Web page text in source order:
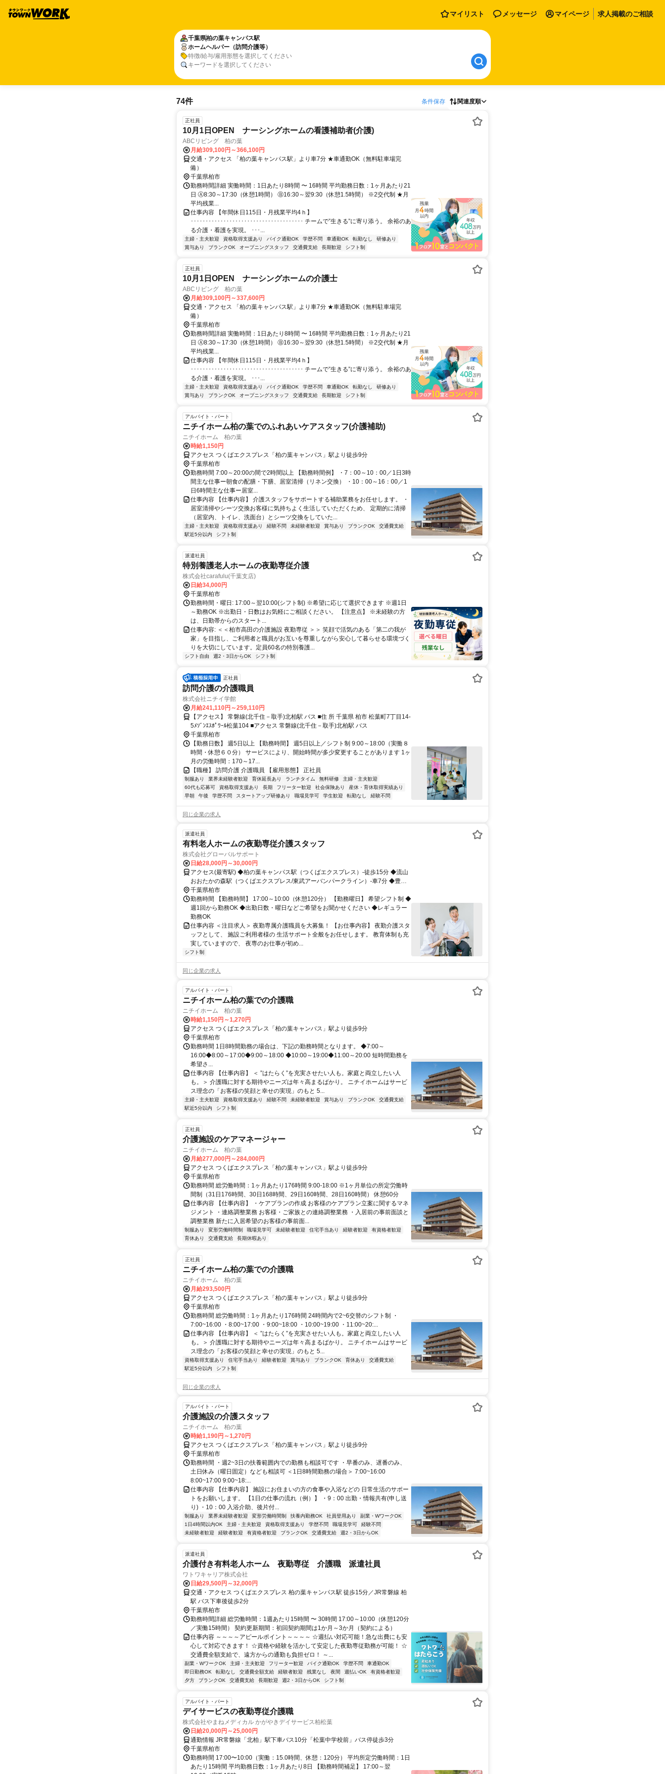
マイリスト メッセージ マイページ 求人掲載のご相談
千葉県柏の葉キャンパス駅
ホームヘルパー（訪問介護等）
特徴/給与/雇用形態を選択してください
キーワードを選択してください
74件 条件保存 関連度順
正社員
10月1日OPEN ナーシングホームの看護補助者(介護)
ABCリビング 柏の葉
月給309,100円～366,100円
交通・アクセス 「柏の葉キャンパス駅」より車7分 ★車通勤OK（無料駐車場完
備）
千葉県柏市
勤務時間詳細 実働時間：1日あたり8時間 〜 16時間 平均勤務日数：1ヶ月あたり21
日 Ⓐ8:30～17:30（休憩1時間） Ⓑ16:30～翌9:30（休憩1.5時間） ※2交代制 ★月
平均残業...
仕事内容 【年間休日115日・月残業平均4ｈ】
･･････････････････････････････････････ チームで”生きる”に寄り添う。 余裕のあ
る介護・看護を実現。 ･･･...
主婦・主夫歓迎 資格取得支援あり バイク通勤OK 学歴不問 車通勤OK 転勤なし
研修あり
賞与あり
ブランクOK オープニングスタッフ 交通費支給 長期歓迎 シフト制
正社員
10月1日OPEN ナーシングホームの介護士
ABCリビング 柏の葉
月給309,100円～337,600円
交通・アクセス 「柏の葉キャンパス駅」より車7分 ★車通勤OK（無料駐車場完
備）
千葉県柏市
勤務時間詳細 実働時間：1日あたり8時間 〜 16時間 平均勤務日数：1ヶ月あたり21
日 Ⓐ8:30～17:30（休憩1時間） Ⓑ16:30～翌9:30（休憩1.5時間） ※2交代制 ★月
平均残業...
仕事内容 【年間休日115日・月残業平均4ｈ】
･･････････････････････････････････････ チームで”生きる”に寄り添う。 余裕のあ
る介護・看護を実現。 ･･･...
主婦・主夫歓迎 資格取得支援あり バイク通勤OK 学歴不問 車通勤OK 転勤なし
研修あり
賞与あり
ブランクOK オープニングスタッフ 交通費支給 長期歓迎 シフト制
アルバイト・パート
ニチイホーム柏の葉でのふれあいケアスタッフ(介護補助)
ニチイホーム 柏の葉
時給1,150円
アクセス つくばエクスプレス「柏の葉キャンパス」駅より徒歩9分
千葉県柏市
勤務時間 7:00～20:00の間で2時間以上 【勤務時間例】 ・7：00～10：00／1日3時
間主な仕事ー朝食の配膳・下膳、居室清掃（リネン交換） ・10：00～16：00／1
日6時間主な仕事ー居室...
仕事内容 【仕事内容】 介護スタッフをサポートする補助業務をお任せします。 ・
居室清掃やシーツ交換お客様に気持ちよく生活していただくため、 定期的に清掃
（居室内、トイレ、洗面台）とシーツ交換をしていた...
主婦・主夫歓迎 資格取得支援あり 経験不問 未経験者歓迎 賞与あり ブランクOK
交通費支給
駅近5分以内
シフト制
派遣社員
特別養護老人ホームの夜勤専従介護
株式会社carafulu(千葉支店)
日給34,000円
千葉県柏市
勤務時間・曜日: 17:00～翌10:00(シフト制) ※希望に応じて選択できます ※週1日
～勤務OK ※出勤日・日数はお気軽にご相談ください。 【注意点】 ※未経験の方
は、日勤帯からのスタート...
仕事内容: ＜＜柏市高田の介護施設 夜勤専従 ＞＞ 笑顔で活気のある「第二の我が
家」を目指し、ご利用者と職員がお互いを尊重しながら安心して暮らせる環境づく
りを大切にしています。定員60名の特別養護...
シフト自由 週2・3日からOK シフト制
正社員
訪問介護の介護職員
株式会社ニチイ学館
月給241,110円～259,110円
【アクセス】 常磐線(北千住－取手)北柏駅 バス ■住 所 千葉県 柏市 松葉町7丁目14-
5ﾒｿﾞﾝｴｽﾎﾟﾜｰﾙ松葉104 ■アクセス 常磐線(北千住－取手)北柏駅 バス
千葉県柏市
【勤務日数】 週5日以上 【勤務時間】 週5日以上／シフト制 9:00～18:00（実働８
時間・休憩６０分） サービスにより、開始時間が多少変更することがあります 1ヶ
月の労働時間：170～17...
【職種】 訪問介護 介護職員 【雇用形態】 正社員
制服あり 業界未経験者歓迎 育休延長あり ランチタイム 無料研修
主婦・主夫歓迎
60代も応募可
資格取得支援あり 長期 フリーター歓迎 社会保険あり
産休・育休取得実績あり
早朝
午後 学歴不問 スタートアップ研修あり 職場見学可 学生歓迎 転勤なし 経験不問
同じ企業の求人
派遣社員
有料老人ホームの夜勤専従介護スタッフ
株式会社グローバルサポート
日給28,000円～30,000円
アクセス(最寄駅) ◆柏の葉キャンパス駅（つくばエクスプレス）-徒歩15分 ◆流山
おおたかの森駅（つくばエクスプレス/東武アーバンパークライン）-車7分 ◆豊四
季駅（東武アーバンパークライン）-車6分
千葉県柏市
勤務時間 【勤務時間】 17:00～10:00（休憩120分） 【勤務曜日】 希望シフト制 ◆
週1回から勤務OK ◆出勤日数・曜日などご希望をお聞かせください ◆レギュラー
勤務OK
仕事内容 ＜注目求人＞ 夜勤専属介護職員を大募集！ 【お仕事内容】 夜勤介護スタ
ッフとして、 施設ご利用者様の 生活サポート全般をお任せします。 教育体制も充
実していますので、 夜専のお仕事が初め...
シフト制
同じ企業の求人
アルバイト・パート
ニチイホーム柏の葉での介護職
ニチイホーム 柏の葉
時給1,150円～1,270円
アクセス つくばエクスプレス「柏の葉キャンパス」駅より徒歩9分
千葉県柏市
勤務時間 1日8時間勤務の場合は、下記の勤務時間となります。 ◆7:00～
16:00◆8:00～17:00◆9:00～18:00 ◆10:00～19:00◆11:00～20:00 短時間勤務を
希望さ...
仕事内容 【仕事内容】 ＜ ”はたらく”を充実させたい人も。家庭と両立したい人
も。＞ 介護職に対する期待やニーズは年々高まるばかり。 ニチイホームはサービ
ス理念の「お客様の笑顔と幸せの実現」のもと 5...
主婦・主夫歓迎 資格取得支援あり 経験不問 未経験者歓迎 賞与あり ブランクOK
交通費支給
駅近5分以内
シフト制
正社員
介護施設のケアマネージャー
ニチイホーム 柏の葉
月給277,000円～284,000円
アクセス つくばエクスプレス「柏の葉キャンパス」駅より徒歩9分
千葉県柏市
勤務時間 総労働時間：1ヶ月あたり176時間 9:00-18:00 ※1ヶ月単位の所定労働時
間制（31日176時間、30日168時間、29日160時間、28日160時間） 休憩60分
仕事内容 【仕事内容】 ・ケアプランの作成 お客様のケアプラン立案に関するマネ
ジメント ・連絡調整業務 お客様・ご家族との連絡調整業務 ・入居前の事前面談と
調整業務 新たに入居希望のお客様の事前面...
制服あり 変形労働時間制 職場見学可 未経験者歓迎 住宅手当あり 経験者歓迎
有資格者歓迎
育休あり
交通費支給 長期休暇あり
正社員
ニチイホーム柏の葉での介護職
ニチイホーム 柏の葉
月給293,500円
アクセス つくばエクスプレス「柏の葉キャンパス」駅より徒歩9分
千葉県柏市
勤務時間 総労働時間：1ヶ月あたり176時間 24時間内で2~6交替のシフト制 ・
7:00~16:00 ・8:00~17:00 ・9:00~18:00 ・10:00~19:00 ・11:00~20:...
仕事内容 【仕事内容】 ＜ ”はたらく”を充実させたい人も。家庭と両立したい人
も。＞ 介護職に対する期待やニーズは年々高まるばかり。 ニチイホームはサービ
ス理念の「お客様の笑顔と幸せの実現」のもと 5...
資格取得支援あり 住宅手当あり 経験者歓迎 賞与あり ブランクOK 育休あり
交通費支給
駅近5分以内
シフト制
同じ企業の求人
アルバイト・パート
介護施設の介護スタッフ
ニチイホーム 柏の葉
時給1,190円～1,270円
アクセス つくばエクスプレス「柏の葉キャンパス」駅より徒歩9分
千葉県柏市
勤務時間 ・週2~3日の扶養範囲内での勤務も相談可です ・早番のみ、遅番のみ、
土日休み（曜日固定）なども相談可 ＜1日8時間勤務の場合＞ 7:00~16:00
8:00~17:00 9:00~18:...
仕事内容 【仕事内容】 施設にお住まいの方の食事や入浴などの 日常生活のサポー
トをお願いします。 【1日の仕事の流れ（例）】 ・9：00 出勤・情報共有(申し送
り) ・10：00 入浴介助、後片付...
制服あり 業界未経験者歓迎 変形労働時間制 扶養内勤務OK 社員登用あり
副業・WワークOK
1日4時間以内OK
主婦・主夫歓迎 資格取得支援あり 学歴不問 職場見学可
経験不問
未経験者歓迎
経験者歓迎 有資格者歓迎 ブランクOK 交通費支給 週2・3日からOK
派遣社員
介護付き有料老人ホーム 夜勤専従 介護職 派遣社員
ワトワキャリア株式会社
日給29,500円～32,000円
交通・アクセス つくばエクスプレス 柏の葉キャンパス駅 徒歩15分／JR常磐線 柏
駅 バス下車後徒歩2分
千葉県柏市
勤務時間詳細 総労働時間：1週あたり15時間 〜 30時間 17:00～10:00（休憩120分
／実働15時間） 契約更新期間：初回契約期間は1か月～3か月（契約による）
仕事内容 ～～～～アピールポイント～～～～ ☆週払い対応可能！急な出費にも安
心して対応できます！ ☆資格や経験を活かして安定した夜勤専従勤務が可能！ ☆
交通費全額支給で、遠方からの通勤も負担ゼロ！ ～...
副業・WワークOK 主婦・主夫歓迎 フリーター歓迎 バイク通勤OK 学歴不問
車通勤OK
即日勤務OK
転勤なし 交通費全額支給 経験者歓迎 残業なし 夜間 週払いOK
有資格者歓迎
夕方
ブランクOK 交通費支給 長期歓迎 週2・3日からOK シフト制
アルバイト・パート
デイサービスの夜勤専従介護職
株式会社やまねメディカル かがやきデイサービス柏松葉
日給20,000円～25,000円
通勤情報 JR常磐線「北柏」駅下車バス10分「松葉中学校前」バス停徒歩3分
千葉県柏市
勤務時間 17:00〜10:00（実働：15.0時間、休憩：120分） 平均所定労働時間：1日
あたり15時間 平均勤務日数：1ヶ月あたり8日 【勤務時間補足】 17:00～翌